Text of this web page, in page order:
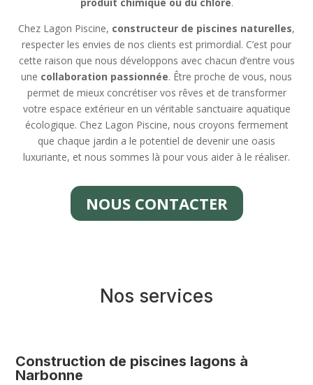
Chez Lagon Piscine, constructeur de piscines naturelles,
respecter les envies de nos clients est primordial. C’est pour
cette raison que nous développons avec chacun d’entre vous
une collaboration passionnée. Être proche de vous, nous
permet de mieux concrétiser vos rêves et de transformer
votre espace extérieur en un véritable sanctuaire aquatique
écologique. Chez Lagon Piscine, nous croyons fermement
que chaque jardin a le potentiel de devenir une oasis
luxuriante, et nous sommes là pour vous aider à le réaliser.
NOUS CONTACTER
Nos services
Construction de piscines lagons à
Narbonne